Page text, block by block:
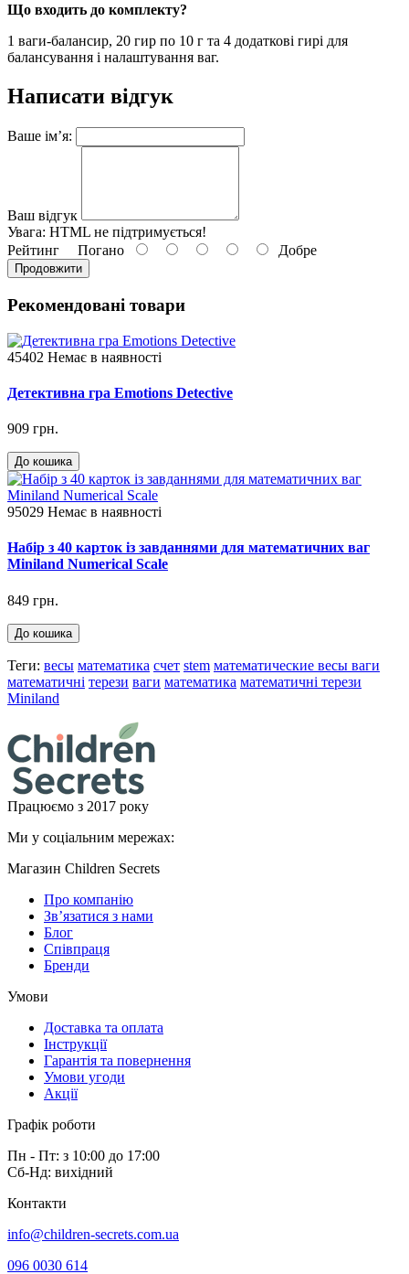
Що входить до комплекту?
1 ваги-балансир, 20 гир по 10 г та 4 додаткові гирі для
балансування і налаштування ваг.
Написати відгук
Ваше ім’я:
Ваш відгук
Увага: HTML не підтримується!
Рейтинг Погано Добре
Продовжити
Рекомендовані товари
45402 Немає в наявності
Детективна гра Emotions Detective
909 грн.
До кошика
95029 Немає в наявності
Набір з 40 карток із завданнями для математичних ваг
Miniland Numerical Scale
849 грн.
До кошика
Теги: весы математика счет stem математические весы ваги
математичні терези ваги математика математичні терези
Miniland
Працюємо з 2017 року
Ми у соціальним мережах:
Магазин Children Secrets
Про компанію
Зв’язатися з нами
Блог
Співпраця
Бренди
Умови
Доставка та оплата
Інструкції
Гарантія та повернення
Умови угоди
Акції
Графік роботи
Пн - Пт: з 10:00 до 17:00
Сб-Нд: вихідний
Контакти
info@children-secrets.com.ua
096 0030 614